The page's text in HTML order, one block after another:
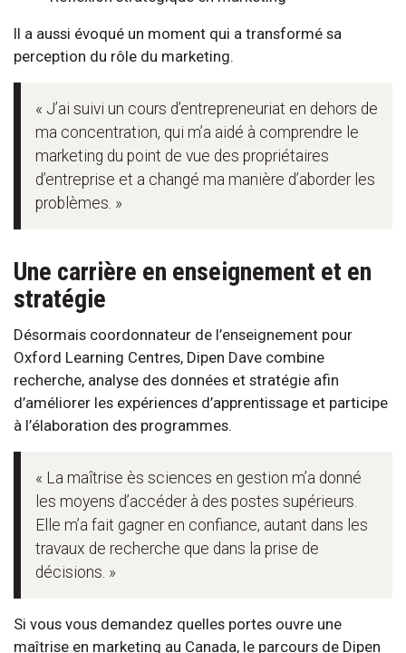
Il a aussi évoqué un moment qui a transformé sa
perception du rôle du marketing.
« J’ai suivi un cours d’entrepreneuriat en dehors de
ma concentration, qui m’a aidé à comprendre le
marketing du point de vue des propriétaires
d’entreprise et a changé ma manière d’aborder les
problèmes. »
Une carrière en enseignement et en
stratégie
Désormais coordonnateur de l’enseignement pour
Oxford Learning Centres, Dipen Dave combine
recherche, analyse des données et stratégie afin
d’améliorer les expériences d’apprentissage et participe
à l’élaboration des programmes.
« La maîtrise ès sciences en gestion m’a donné
les moyens d’accéder à des postes supérieurs.
Elle m’a fait gagner en confiance, autant dans les
travaux de recherche que dans la prise de
décisions. »
Si vous vous demandez quelles portes ouvre une
maîtrise en marketing au Canada, le parcours de Dipen